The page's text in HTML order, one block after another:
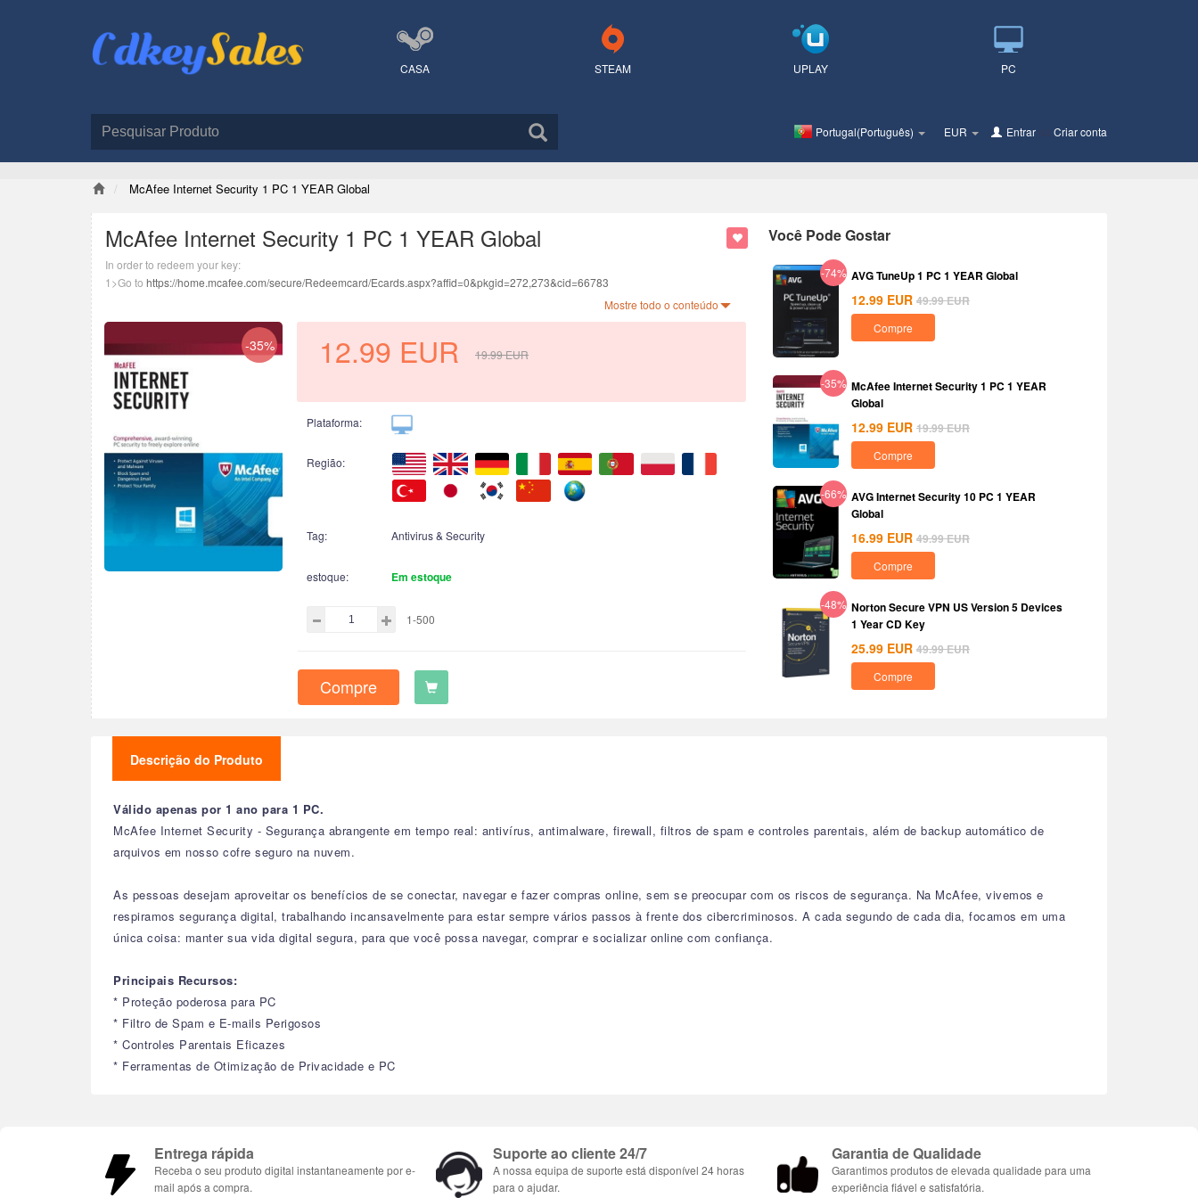
CASA STEAM UPLAY PC
Portugal(Português) EUR Entrar Criar conta
McAfee Internet Security 1 PC 1 YEAR Global
McAfee Internet Security 1 PC 1 YEAR Global
In order to redeem your key:
1>Go to https://home.mcafee.com/secure/Redeemcard/Ecards.aspx?affid=0&pkgid=272,273&cid=66783
4>Follow the on-screen instructions to get set up with McAfee.
Mostre todo o conteúdo
-35% 12.99 EUR 19.99EUR
Plataforma:
Região:
Tag: Antivirus & Security
estoque: Em estoque
1-500
Compre
Você Pode Gostar
-74% AVG TuneUp 1 PC 1 YEAR Global
12.99 EUR 49.99EUR
Compre
-35% McAfee Internet Security 1 PC 1 YEAR
Global
12.99 EUR 19.99EUR
Compre
-66% AVG Internet Security 10 PC 1 YEAR
Global
16.99 EUR 49.99EUR
Compre
-48% Norton Secure VPN US Version 5 Devices
1 Year CD Key
25.99 EUR 49.99EUR
Compre
Descrição do Produto
Válido apenas por 1 ano para 1 PC.
McAfee Internet Security - Segurança abrangente em tempo real: antivírus, antimalware, firewall, filtros de spam e controles parentais, além de backup automático de
arquivos em nosso cofre seguro na nuvem.
As pessoas desejam aproveitar os benefícios de se conectar, navegar e fazer compras online, sem se preocupar com os riscos de segurança. Na McAfee, vivemos e
respiramos segurança digital, trabalhando incansavelmente para estar sempre vários passos à frente dos cibercriminosos. A cada segundo de cada dia, focamos em uma
única coisa: manter sua vida digital segura, para que você possa navegar, comprar e socializar online com confiança.
Principais Recursos:
* Proteção poderosa para PC
* Filtro de Spam e E-mails Perigosos
* Controles Parentais Eficazes
* Ferramentas de Otimização de Privacidade e PC
Entrega rápida
Receba o seu produto digital instantaneamente por e-
mail após a compra.
Suporte ao cliente 24/7
A nossa equipa de suporte está disponível 24 horas
para o ajudar.
Garantia de Qualidade
Garantimos produtos de elevada qualidade para uma
experiência fiável e satisfatória.